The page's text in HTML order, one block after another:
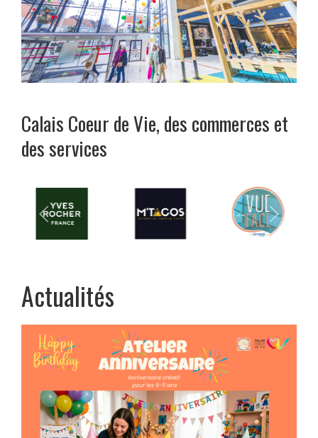
Calais Coeur de Vie, des commerces et
des services
Actualités